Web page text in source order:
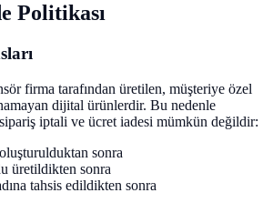
Politikası
firma tarafından üretilen, müşteriye özel
dijital ürünlerdir. Bu nedenle
iptali ve ücret iadesi mümkün değildir:
sonra
üretildikten sonra
tahsis edildikten sonra